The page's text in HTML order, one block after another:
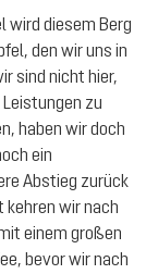
wird diesem Berg
den wir uns in
sind nicht hier,
zu
haben wir doch
ein
Abstieg zurück
kehren wir nach
einem großen
bevor wir nach